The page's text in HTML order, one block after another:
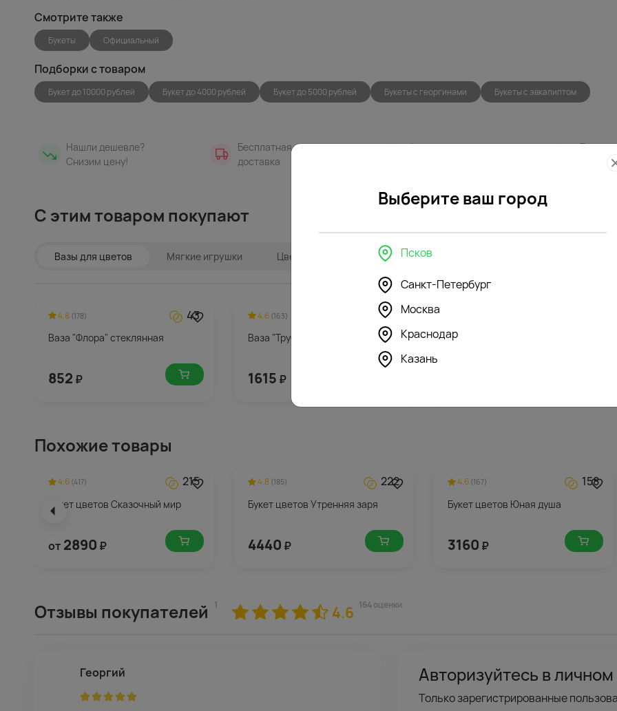
Смотрите также
Букеты Официальный
Подборки с товаром
Букет до 10000 рублей Букет до 4000 рублей Букет до 5000 рублей Букеты с георгинами Букеты с эвкалиптом
Нашли дешевле?
Снизим цену!
Бесплатная
доставка
Фото
С этим товаром покупают
Вазы для цветов Мягкие игрушки Цветы в интерьере
4.8 (178) 43
Ваза "Флора" стеклянная
852 ₽
4.6 (163) 81
Ваза "Трубка" стеклянная
1615 ₽
Ваза "Тило" стеклянная
Похожие товары
4.6 (417) 215
Букет цветов Сказочный мир
от 2890 ₽
4.8 (185) 222
Букет цветов Утренняя заря
4440 ₽
4.6 (167) 158
Букет цветов Юная душа
3160 ₽
Отзывы покупателей 1 4.6 164 оценки
Георгий Авторизуйтесь в
Только зарегистрированные
Выберите ваш город
Псков
Санкт-Петербург
Москва
Краснодар
Казань